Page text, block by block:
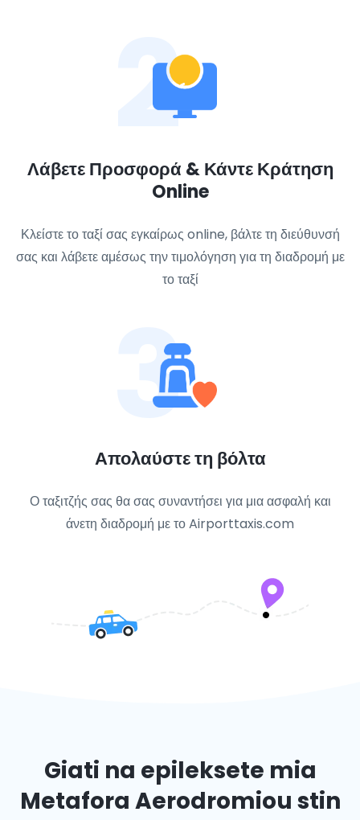
2
Λάβετε Προσφορά & Κάντε Κράτηση
Online
Κλείστε το ταξί σας εγκαίρως online, βάλτε τη διεύθυνσή
σας και λάβετε αμέσως την τιμολόγηση για τη διαδρομή με
το ταξί
3
Απολαύστε τη βόλτα
Ο ταξιτζής σας θα σας συναντήσει για μια ασφαλή και
άνετη διαδρομή με το Airporttaxis.com
Giati na epileksete mia
Metafora Aerodromiou stin